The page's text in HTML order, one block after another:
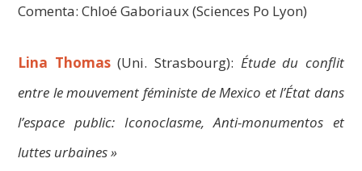
Comenta: Chloé Gaboriaux (Sciences Po Lyon)
Lina Thomas(Uni. Strasbourg): Étude du conflit
entre le mouvement féministe de Mexico et l’État dans
l’espace public: Iconoclasme, Anti-monumentos et
luttes urbaines »